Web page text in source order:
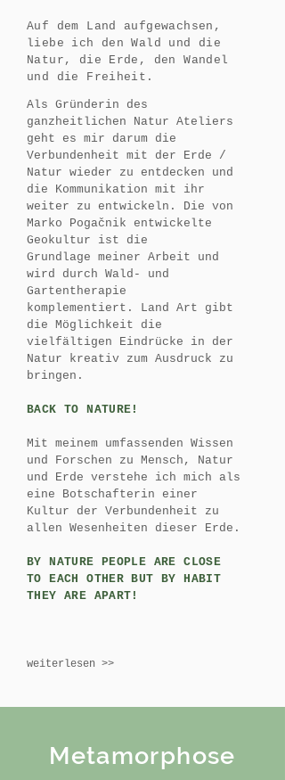
Auf dem Land aufgewachsen,
liebe ich den Wald und die
Natur, die Erde, den Wandel
und die Freiheit.
Als Gründerin des
ganzheitlichen Natur Ateliers
geht es mir darum die
Verbundenheit mit der Erde /
Natur wieder zu entdecken und
die Kommunikation mit ihr
weiter zu entwickeln. Die von
Marko Pogačnik entwickelte
Geokultur ist die
Grundlage meiner Arbeit und
wird durch Wald- und
Gartentherapie
komplementiert. Land Art gibt
die Möglichkeit die
vielfältigen Eindrücke in der
Natur kreativ zum Ausdruck zu
bringen.
BACK TO NATURE!
Mit meinem umfassenden Wissen
und Forschen zu Mensch, Natur
und Erde verstehe ich mich als
eine Botschafterin einer
Kultur der Verbundenheit zu
allen Wesenheiten dieser Erde.
BY NATURE PEOPLE ARE CLOSE
TO EACH OTHER BUT BY HABIT
THEY ARE APART!
weiterlesen >>
Metamorphose